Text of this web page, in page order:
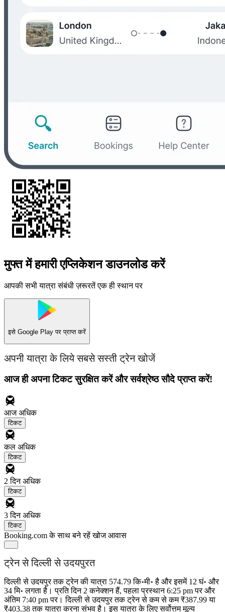
मुफ्त में हमारी एप्लिकेशन डाउनलोड करें
आपकी सभी यात्रा संबंधी ज़रूरतें एक ही स्थान पर
इसे Google Play पर प्राप्त करें
अपनी यात्रा के लिये सबसे सस्ती ट्रेन खोजें
आज ही अपना टिकट सुरक्षित करें और सर्वश्रेष्ठ सौदे प्राप्त करें!
आजअधिक
टिकट
कल अधिक
टिकट
2 दिनअधिक
टिकट
3 दिनअधिक
टिकट
Booking.com के साथ बने रहें खोज आवास
ट्रेन से दिल्ली से उदयपुरत
दिल्ली से उदयपुर तक ट्रेन की यात्रा 574.79 कि॰मी॰ है और इसमें 12 घं॰ और
34 मि॰ लगता है। प्रति दिन 2 कनेक्शन हैं, पहला प्रस्थान 6:25 pm पर और
अंतिम 7:40 pm पर। दिल्ली से उदयपुर तक ट्रेन से कम से कम ₹387.99 या
₹403.38 तक यात्रा करना संभव है। इस यात्रा के लिए सर्वोत्तम मूल्य